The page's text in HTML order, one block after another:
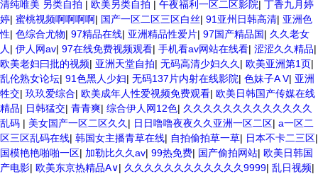
清纯唯美 另类自拍 | 欧美另类自拍 | 午夜福利一区二区影院| 丁香九月婷
婷| 蜜桃视频啊啊啊啊| 国产一区二区三区白丝| 91亚州日韩高清| 亚洲色
性| 色综合尤物| 97精品在线| 亚洲精品性爱片| 97国产精品国| 久久老女
人 | 伊人网av| 97在线免费视频观看| 手机看av网站在线看| 涩涩久久精品|
欧美老妇曰批的视频| 亚洲天堂自拍| 无码高清少妇久久 | 欧美亚洲第1页|
乱伦熟女论坛| 91色黑人少妇| 无码137片内射在线影院| 色妹子A V| 亚洲
牲交| 玖玖爱综合| 欧美成年人性爱视频免费观看| 欧美日韩国产传媒在线
精品| 日韩猛交| 青青爽| 综合伊人网12色| 久久久久久久久久久久久久久
乱码 | 美女国产一区二区久久 | 日日噜噜夜夜久久亚洲一区二区| a一区二
区三区乱码在线| 韩国女主播青草在线| 自拍偷拍草一草| 日本不卡二三区|
国模艳艳啪啪一区| 加勒比久久av| 99热免费| 国产偷拍网站| 欧美日韩国
产电影| 欧美东京热精品A∨| 久久久久久久久久久久久久9999| 乱日视频|